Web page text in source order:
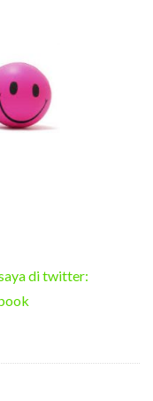
di twitter: